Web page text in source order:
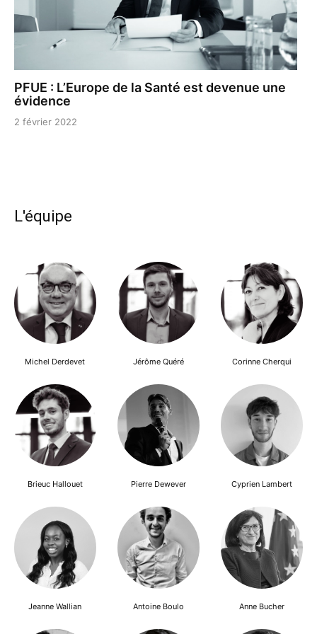
PFUE : L’Europe de la Santé est devenue une
évidence
2 février 2022
L'équipe
Michel Derdevet Jérôme Quéré Corinne Cherqui
Brieuc Hallouet Pierre Dewever Cyprien Lambert
Jeanne Wallian Antoine Boulo Anne Bucher